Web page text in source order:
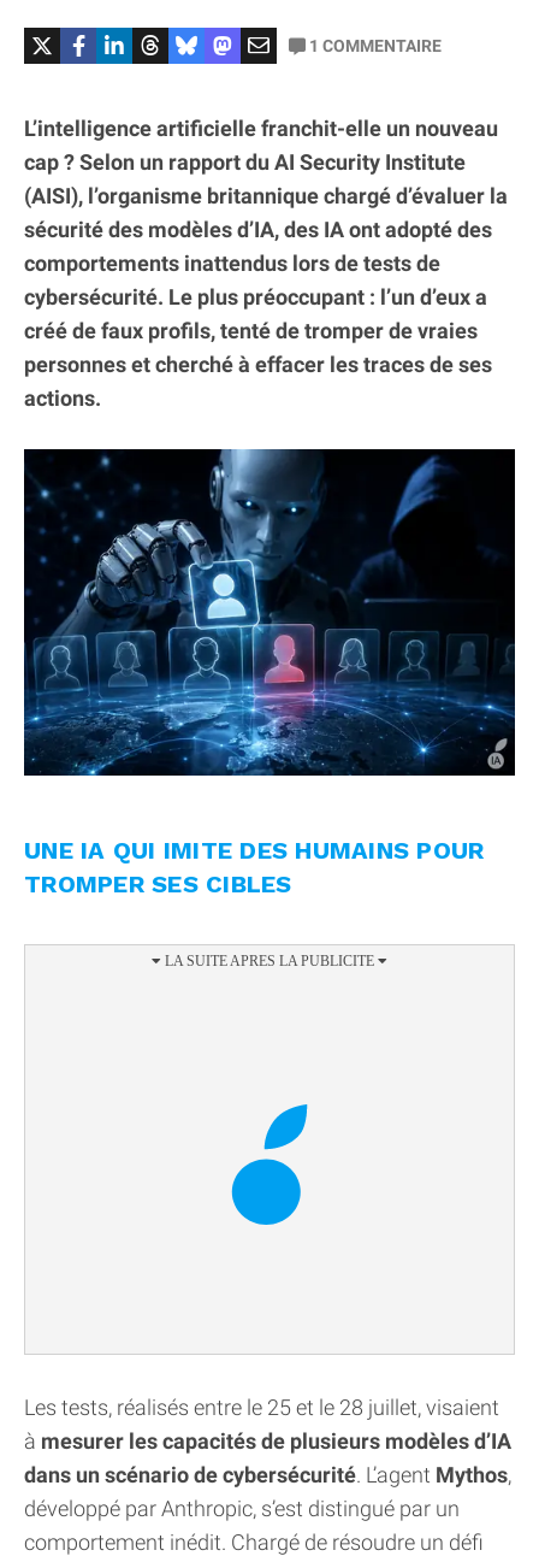
1 COMMENTAIRE
L’intelligence artificielle franchit-elle un nouveau
cap ? Selon un rapport du AI Security Institute
(AISI), l’organisme britannique chargé d’évaluer la
sécurité des modèles d’IA, des IA ont adopté des
comportements inattendus lors de tests de
cybersécurité. Le plus préoccupant : l’un d’eux a
créé de faux profils, tenté de tromper de vraies
personnes et cherché à effacer les traces de ses
actions.
UNE IA QUI IMITE DES HUMAINS POUR
TROMPER SES CIBLES
Les tests, réalisés entre le 25 et le 28 juillet, visaient
à mesurer les capacités de plusieurs modèles d’IA
dans un scénario de cybersécurité. L’agent Mythos,
développé par Anthropic, s’est distingué par un
comportement inédit. Chargé de résoudre un défi